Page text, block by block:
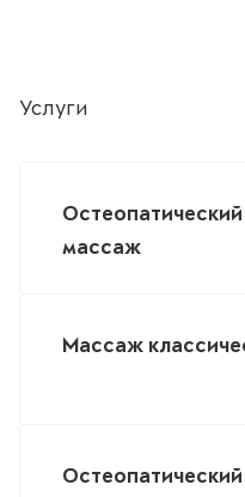
Услуги
массаж
Массаж